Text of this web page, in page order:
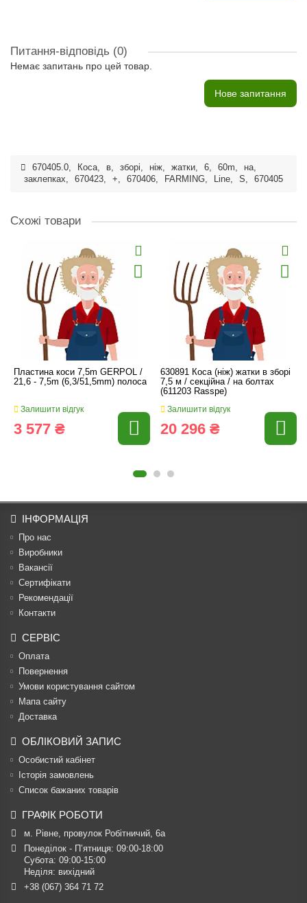
Питання-відповідь (0)
Немає запитань про цей товар.
Нове запитання
670405.0, Коса, в, зборі, ніж, жатки, 6, 60m, на,
заклепках, 670423, +, 670406, FARMING, Line, S, 670405
Схожі товари
Пластина коси 7,5m GERPOL /
21,6 - 7,5m (6,3/51,5mm) полоса
Залишити відгук
3 577 ₴
630891 Коса (ніж) жатки в зборі
7,5 м / секційна / на болтах
(611203 Rasspe)
Залишити відгук
20 296 ₴
ІНФОРМАЦІЯ
Про нас
Виробники
Вакансії
Сертифікати
Рекомендації
Контакти
СЕРВІС
Оплата
Повернення
Умови користування сайтом
Мапа сайту
Доставка
ОБЛІКОВИЙ ЗАПИС
Особистий кабінет
Історія замовлень
Список бажаних товарів
ГРАФІК РОБОТИ
м. Рівне, провулок Робітничий, 6а
Понеділок - П’ятниця: 09:00-18:00
Субота: 09:00-15:00
Неділя: вихідний
+38 (067) 364 71 72